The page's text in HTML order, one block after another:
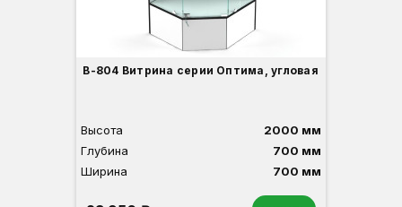
В-804 Витрина серии Оптима, угловая
Высота
2000 мм
Глубина
700 мм
Ширина
700 мм